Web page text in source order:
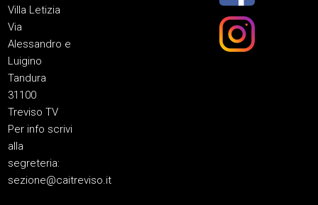
Villa Letizia
Via
Alessandro e
Luigino
Tandura
31100
Treviso TV
Per info scrivi
alla
segreteria:
sezione@caitreviso.it